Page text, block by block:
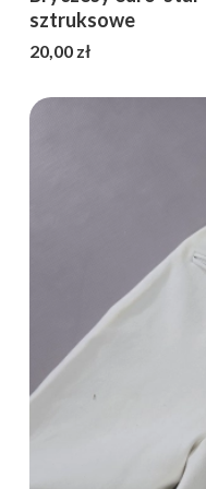
sztruksowe
Cena
20,00 zł